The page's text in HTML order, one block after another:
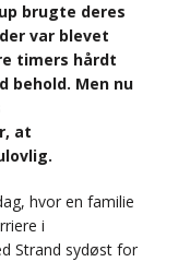
brugte deres
var blevet
timers hårdt
behold. Men nu
at
hvor en familie
i
Strand sydøst for